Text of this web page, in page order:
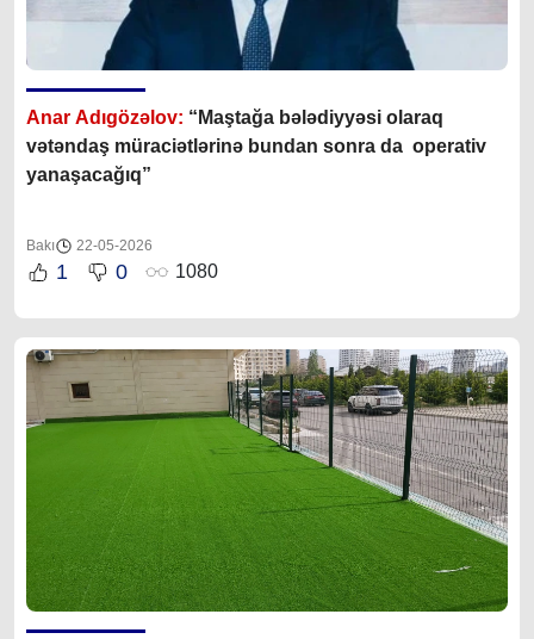
Anar Adıgözəlov: “ Maştağa bələdiyyəsi olaraq
vətəndaş müraciətlərinə bundan sonra da operativ
yanaşacağıq”
Bakı 22-05-2026
1 0 1080